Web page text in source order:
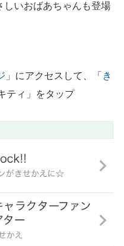
しいおばあちゃんも登場
」 にアクセスして、「 き
ティ」をタップ